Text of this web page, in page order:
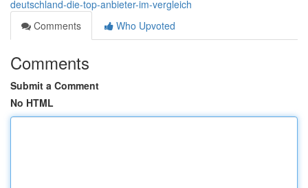
deutschland-die-top-anbieter-im-vergleich
Comments
Who Upvoted
Comments
Submit a Comment
No HTML